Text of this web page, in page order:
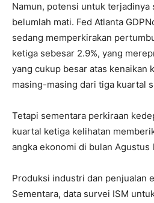
Namun, potensi untuk terjadinya
belumlah mati. Fed Atlanta
sedang memperkirakan
ketiga sebesar 2.9%, yang
yang cukup besar atas kenaikan
masing-masing dari tiga kuartal
Tetapi sementara perkiraan
kuartal ketiga kelihatan
angka ekonomi di bulan Agustus
Produksi industri dan penjualan
Sementara, data survei ISM